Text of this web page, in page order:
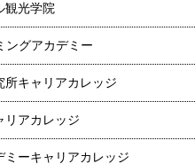
観光学院
ングアカデミー
所キャリアカレッジ
リアカレッジ
ーキャリアカレッジ